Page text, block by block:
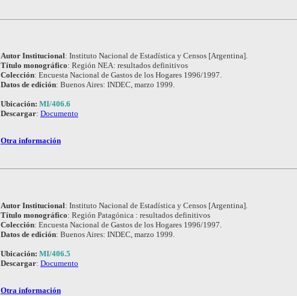
Autor Institucional: Instituto Nacional de Estadística y Censos [Argentina].
Título monográfico: Región NEA: resultados definitivos
Colección: Encuesta Nacional de Gastos de los Hogares 1996/1997.
Datos de edición: Buenos Aires: INDEC, marzo 1999.
Ubicación: MI/406.6
Descargar: Documento
Otra información
Autor Institucional: Instituto Nacional de Estadística y Censos [Argentina].
Título monográfico: Región Patagónica : resultados definitivos
Colección: Encuesta Nacional de Gastos de los Hogares 1996/1997.
Datos de edición: Buenos Aires: INDEC, marzo 1999.
Ubicación: MI/406.5
Descargar: Documento
Otra información